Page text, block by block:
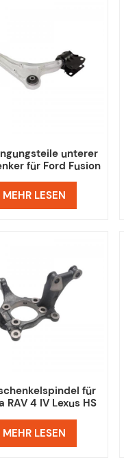
unterer
für Ford Fusion
MEHR LESEN
für
RAV 4 IV Lexus HS
MEHR LESEN